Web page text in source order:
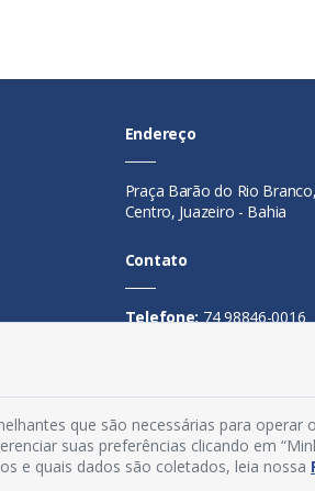
Endereço
Praça Barão do Rio
Centro, Juazeiro - Bahia
Contato
Telefone:74 98846-0016
Segunda a sexta-feira, das
14h
que são necessárias para
suas preferências clicando em
e quais dados são coletados, leia nossa